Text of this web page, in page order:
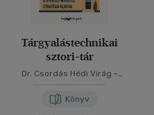
Tárgyalástechnikai
sztori-tár
Dr. Csordás Hédi Virág -
Könyv